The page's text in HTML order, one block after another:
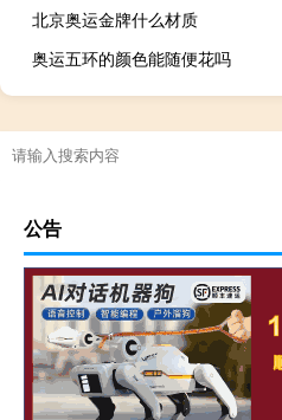
北京奥运金牌什么材质
奥运五环的颜色能随便花吗
2021世冠冠军是谁
电视怎么看奥运会视频回放
公告